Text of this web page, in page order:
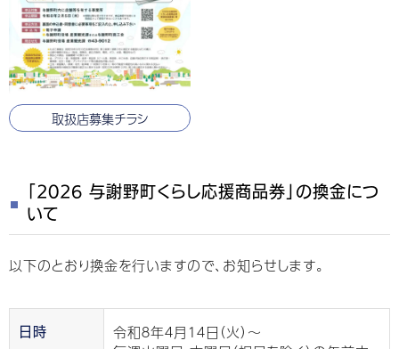
取扱店募集チラシ
「2026 与謝野町くらし応援商品券」の換金につ
いて
以下のとおり換金を行いますので、お知らせします。
日時
令和８年４月１４日（火）〜